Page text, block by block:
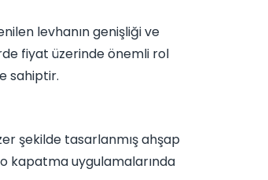
levhanın genişliği ve
fiyat üzerinde önemli rol
sahiptir.
şekilde tasarlanmış ahşap
kapatma uygulamalarında